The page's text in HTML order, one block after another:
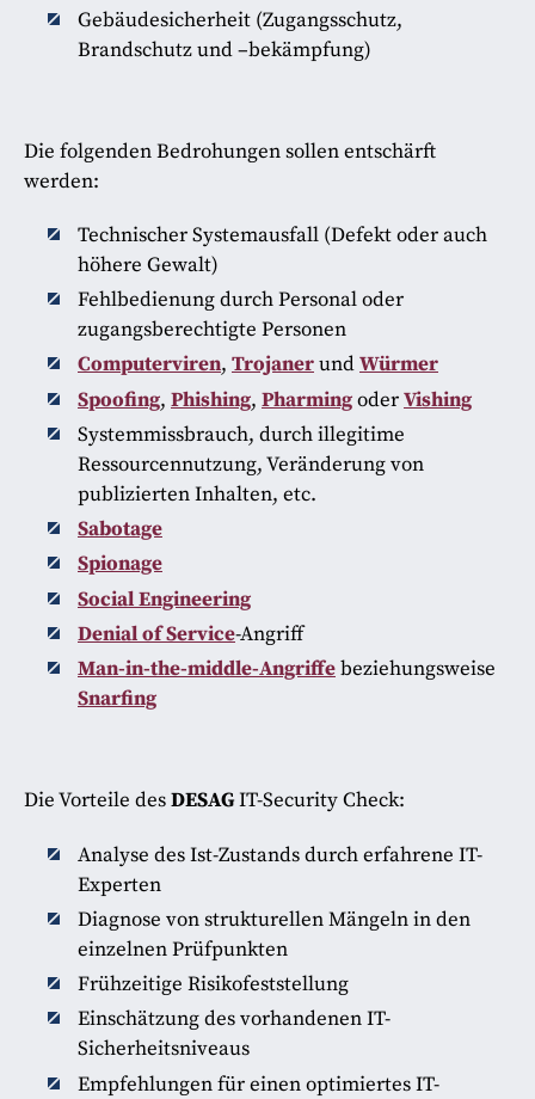
Gebäudesicherheit (Zugangsschutz,
Brandschutz und –bekämpfung)
Die folgenden Bedrohungen sollen entschärft
werden:
Technischer Systemausfall (Defekt oder auch
höhere Gewalt)
Fehlbedienung durch Personal oder
zugangsberechtigte Personen
Computerviren, TrojanerundWürmer
Spoofing, Phishing, PharmingoderVishing
Systemmissbrauch, durch illegitime
Ressourcennutzung, Veränderung von
publizierten Inhalten, etc.
Sabotage
Spionage
Social Engineering
Denial of Service-Angriff
Man-in-the-middle-Angriffebeziehungsweise
Snarfing
Die Vorteile desDESAGIT-Security Check:
Analyse des Ist-Zustands durch erfahrene IT-
Experten
Diagnose von strukturellen Mängeln in den
einzelnen Prüfpunkten
Frühzeitige Risikofeststellung
Einschätzung des vorhandenen IT-
Sicherheitsniveaus
Empfehlungen für einen optimiertes IT-